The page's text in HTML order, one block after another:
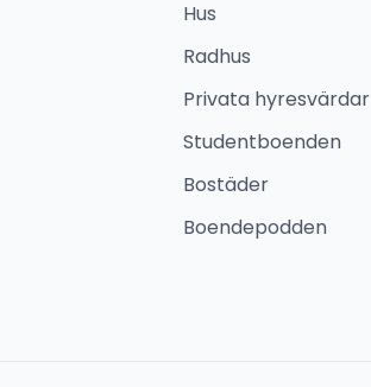
Hus
Radhus
Privata hyresvärdar
Studentboenden
Bostäder
Boendepodden